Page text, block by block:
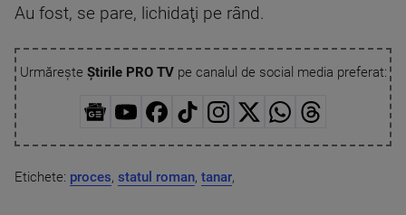
Au fost, se pare, lichidaţi pe rând.
Urmărește Știrile PRO TVpe canalul de social media preferat:
Etichete: proces, statul roman, tanar,